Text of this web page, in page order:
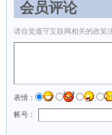
会员评论
请自觉遵守互联网相关的政策
表情：
帐号：